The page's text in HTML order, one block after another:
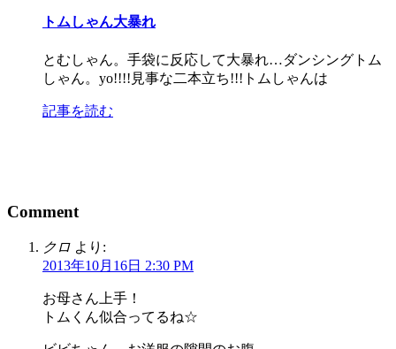
トムしゃん大暴れ
とむしゃん。手袋に反応して大暴れ…ダンシングトム
しゃん。yo!!!!見事な二本立ち!!!トムしゃんは
記事を読む
Comment
クロ より:
2013年10月16日 2:30 PM
お母さん上手！
トムくん似合ってるね☆